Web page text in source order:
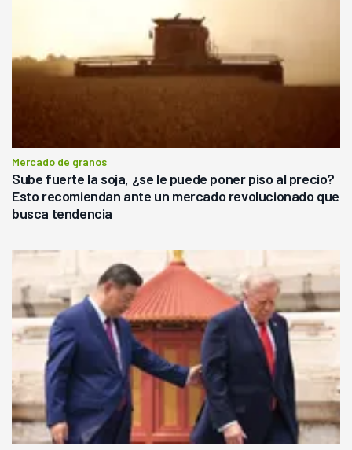
Mercado de granos
Sube fuerte la soja, ¿se le puede poner piso al precio?
Esto recomiendan ante un mercado revolucionado que
busca tendencia